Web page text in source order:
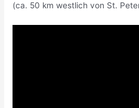
(ca. 50 km westlich von St.